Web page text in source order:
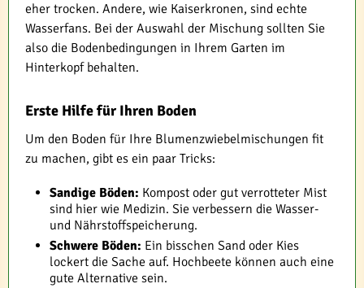
eher trocken. Andere, wie Kaiserkronen, sind echte
Wasserfans. Bei der Auswahl der Mischung sollten Sie
also die Bodenbedingungen in Ihrem Garten im
Hinterkopf behalten.
Erste Hilfe für Ihren Boden
Um den Boden für Ihre Blumenzwiebelmischungen fit
zu machen, gibt es ein paar Tricks:
Sandige Böden: Kompost oder gut verrotteter Mist
sind hier wie Medizin. Sie verbessern die Wasser-
und Nährstoffspeicherung.
Schwere Böden: Ein bisschen Sand oder Kies
lockert die Sache auf. Hochbeete können auch eine
gute Alternative sein.